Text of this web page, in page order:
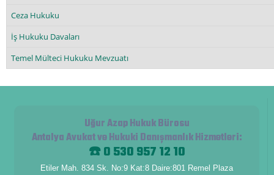
Ceza Hukuku
İş Hukuku Davaları
Temel Mülteci Hukuku Mevzuatı
Uğur Azap Hukuk Bürosu
Antalya Avukat ve Hukuki Danışmanlık Hizmetleri:
☎️ 0 530 957 12 10
Etiler Mah. 834 Sk. No:9 Kat:8 Daire:801 Remel Plaza